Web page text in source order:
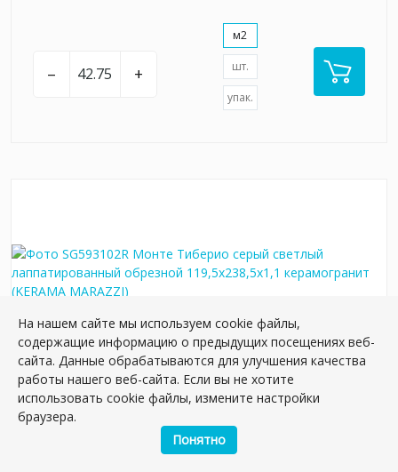
– +
м2
шт.
упак.
SG593102R Монте Тиберио серый светлый
лаппатированный обрезной 119,5x238,5x1,1
На нашем сайте мы используем cookie файлы,
содержащие информацию о предыдущих посещениях веб-
сайта. Данные обрабатываются для улучшения качества
работы нашего веб-сайта. Если вы не хотите
использовать cookie файлы, измените настройки
браузера.
Понятно